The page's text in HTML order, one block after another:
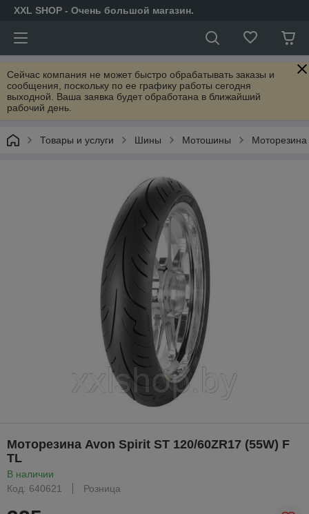
XXL SHOP - Очень большой магазин.
Сейчас компания не может быстро обрабатывать заказы и
сообщения, поскольку по ее графику работы сегодня
выходной. Ваша заявка будет обработана в ближайший
рабочий день.
Товары и услуги Шины Мотошины
Моторезина Avon Spirit ST 120/60ZR17 (55W) F
TL
В наличии
Код: 640621
Розница